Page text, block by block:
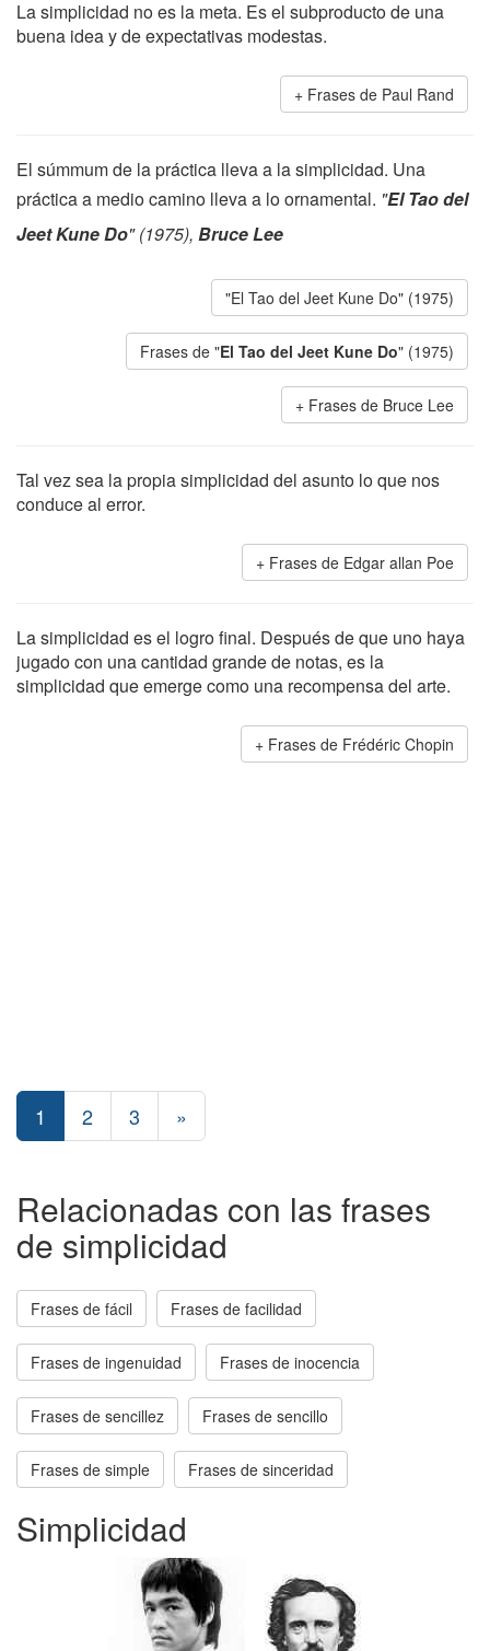
La simplicidad no es la meta. Es el subproducto de una
buena idea y de expectativas modestas.
Frases de Paul Rand
El súmmum de la práctica lleva a la simplicidad. Una
práctica a medio camino lleva a lo ornamental. "El Tao del
Jeet Kune Do" (1975), Bruce Lee
"El Tao del Jeet Kune Do" (1975)
Frases de "El Tao del Jeet Kune Do" (1975)
Frases de Bruce Lee
Tal vez sea la propia simplicidad del asunto lo que nos
conduce al error.
Frases de Edgar allan Poe
La simplicidad es el logro final. Después de que uno haya
jugado con una cantidad grande de notas, es la
simplicidad que emerge como una recompensa del arte.
Frases de Frédéric Chopin
1 2 3 »
Relacionadas con las frases
de simplicidad
Frases de fácil Frases de facilidad
Frases de ingenuidad Frases de inocencia
Frases de sencillez Frases de sencillo
Frases de simple Frases de sinceridad
Simplicidad